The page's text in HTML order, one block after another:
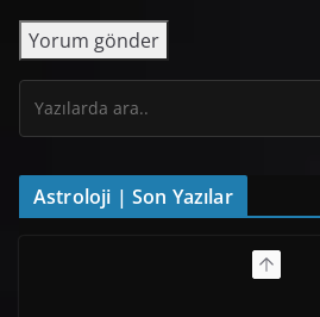
Astroloji | Son Yazılar